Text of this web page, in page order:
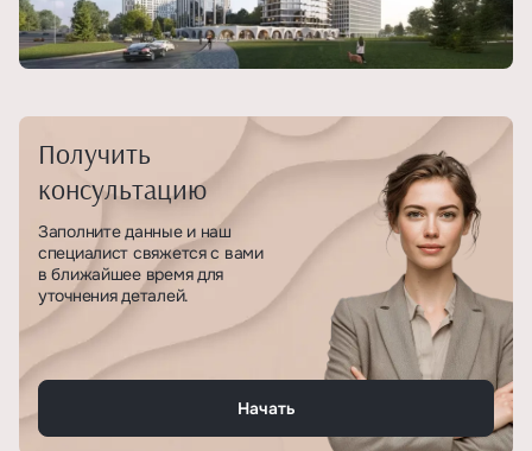
Получить
консультацию
Заполните данные и наш
специалист свяжется с вами
в ближайшее время для
уточнения деталей.
Начать